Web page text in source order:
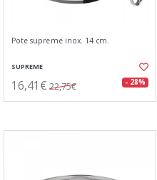
Pote supreme inox. 14 cm.
SUPREME
16,41€ 22,75€ - 28%